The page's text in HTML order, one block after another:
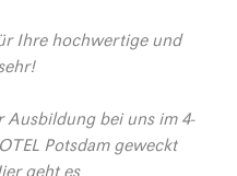
Ihre hochwertige und
Ausbildung bei uns im 4-
Potsdam geweckt
geht es